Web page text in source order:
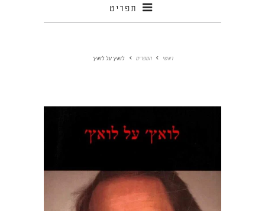
תפריט
ראשי הספרים לואץ' על לואץ'